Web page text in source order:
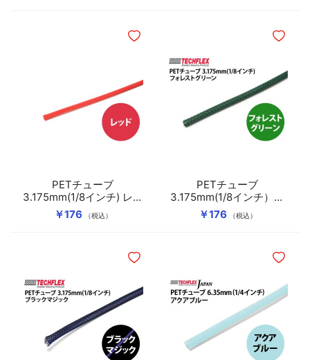
￥176 （税込）
PETチューブ
3.175mm(1/8インチ) レッ
ド
ほしいものリストに追加
￥176 （税込）
PETチューブ
3.175mm(1/8インチ）フ
ォレストグリーン
ほしい
ほしいものリストに追加 ほしい